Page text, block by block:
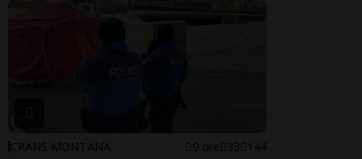
CRANS MONTANA 9 ore 33 144